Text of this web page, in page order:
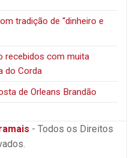
tradição de “dinheiro e
recebidos com muita
do Corda
de Orleans Brandão
- Todos os Direitos